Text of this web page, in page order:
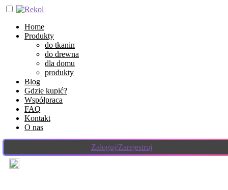
Home
Produkty
do tkanin
do drewna
dla domu
produkty
Blog
Gdzie kupić?
Współpraca
FAQ
Kontakt
O nas
Zaloguj/Zarejestruj